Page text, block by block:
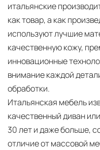
итальянские
как товар, а как
используют лучшие
качественную кожу,
инновационные
внимание каждой
обработки.
Итальянская мебель
качественный диван
30 лет и даже больше,
отличие от массовой